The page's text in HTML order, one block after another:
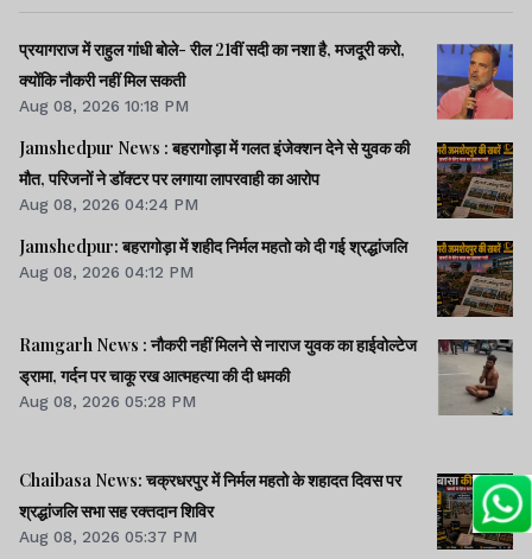
प्रयागराज में राहुल गांधी बोले- रील 21वीं सदी का नशा है, मजदूरी करो,
क्योंकि नौकरी नहीं मिल सकती
Aug 08, 2026 10:18 PM
Jamshedpur News : बहरागोड़ा में गलत इंजेक्शन देने से युवक की
मौत, परिजनों ने डॉक्टर पर लगाया लापरवाही का आरोप
Aug 08, 2026 04:24 PM
Jamshedpur: बहरागोड़ा में शहीद निर्मल महतो को दी गई श्रद्धांजलि
Aug 08, 2026 04:12 PM
Ramgarh News : नौकरी नहीं मिलने से नाराज युवक का हाईवोल्टेज
ड्रामा, गर्दन पर चाकू रख आत्महत्या की दी धमकी
Aug 08, 2026 05:28 PM
Chaibasa News: चक्रधरपुर में निर्मल महतो के शहादत दिवस पर
श्रद्धांजलि सभा सह रक्तदान शिविर
Aug 08, 2026 05:37 PM